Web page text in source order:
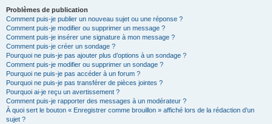
Problèmes de publication
Comment puis-je publier un nouveau sujet ou une réponse ?
Comment puis-je modifier ou supprimer un message ?
Comment puis-je insérer une signature à mon message ?
Comment puis-je créer un sondage ?
Pourquoi ne puis-je pas ajouter plus d’options à un sondage ?
Comment puis-je modifier ou supprimer un sondage ?
Pourquoi ne puis-je pas accéder à un forum ?
Pourquoi ne puis-je pas transférer de pièces jointes ?
Pourquoi ai-je reçu un avertissement ?
Comment puis-je rapporter des messages à un modérateur ?
À quoi sert le bouton « Enregistrer comme brouillon » affiché lors de la rédaction d’un
sujet ?